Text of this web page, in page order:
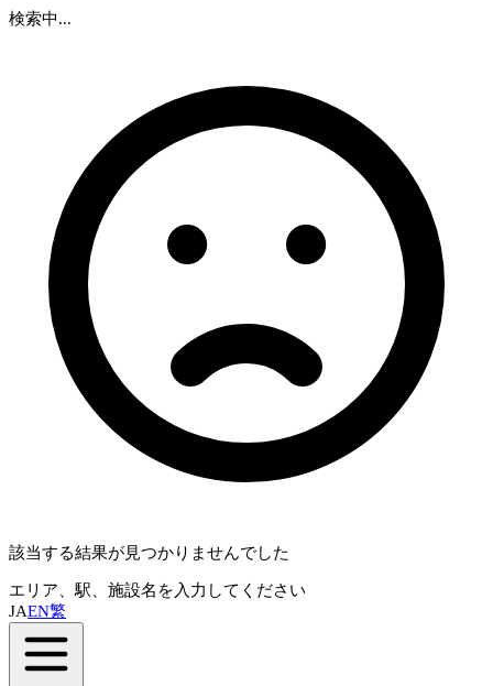
検索中...
該当する結果が見つかりませんでした
エリア、駅、施設名を入力してください
JAEN繁